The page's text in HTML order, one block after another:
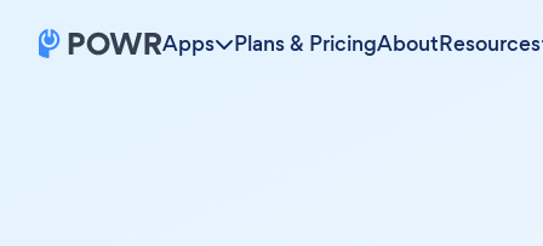
Apps Plans & PricingAboutResources